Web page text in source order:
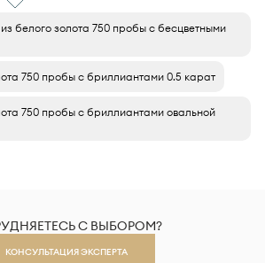
белого золота 750 пробы с бесцветными
750 пробы с бриллиантами 0.5 карат
750 пробы с бриллиантами овальной
С ВЫБОРОМ?
КОНСУЛЬТАЦИЯ ЭКСПЕРТА